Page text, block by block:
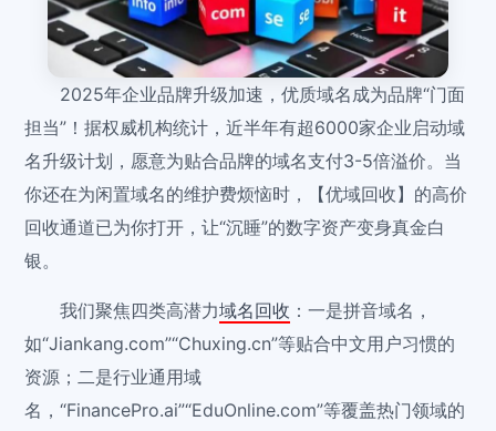
2025年企业品牌升级加速，优质域名成为品牌“门面
担当”！据权威机构统计，近半年有超6000家企业启动域
名升级计划，愿意为贴合品牌的域名支付3-5倍溢价。当
你还在为闲置域名的维护费烦恼时，【优域回收】的高价
回收通道已为你打开，让“沉睡”的数字资产变身真金白
银。
我们聚焦四类高潜力域名回收 ：一是拼音域名，
如“Jiankang.com”“Chuxing.cn”等贴合中文用户习惯的
资源；二是行业通用域
名，“FinancePro.ai”“EduOnline.com”等覆盖热门领域的